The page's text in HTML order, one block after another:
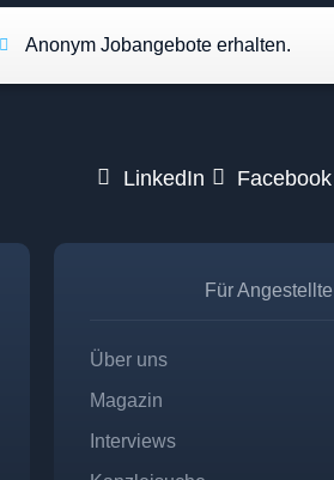
Anonym Jobangebote erhalten.
LinkedIn Facebook
Für Angestellte
Über uns
Magazin
Interviews